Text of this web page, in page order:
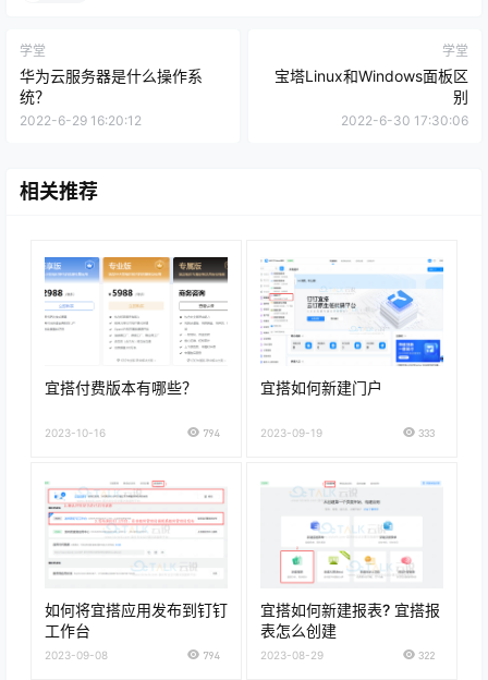
学堂
华为云服务器是什么操作系
统？
2022-6-29 16:20:12
学堂
宝塔Linux和Windows面板区
别
2022-6-30 17:30:06
相关推荐
宜搭付费版本有哪些？
2023-10-16 794
宜搭如何新建门户
2023-09-19 333
如何将宜搭应用发布到钉钉
工作台
2023-09-08 794
宜搭如何新建报表? 宜搭报
表怎么创建
2023-08-29 322